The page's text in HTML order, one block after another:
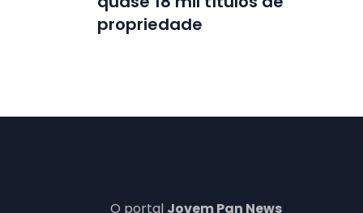
propriedade
O portal Jovem Pan News